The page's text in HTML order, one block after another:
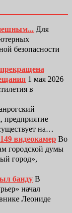
Для
безопасности
1 мая 2026
в
предприятие
на…
видеокамер Во
городской думы
город»,
банду В
начал
Леониде